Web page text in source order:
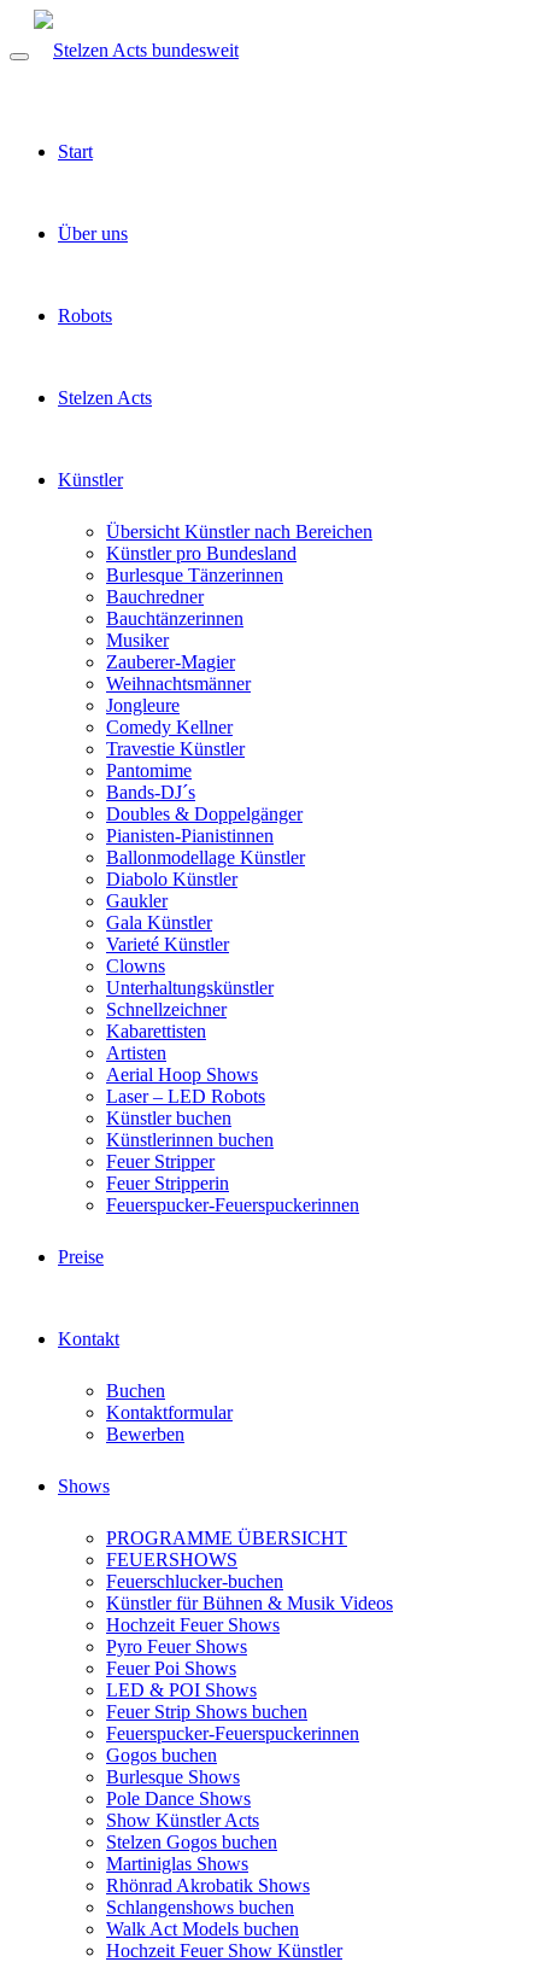
Start
Über uns
Robots
Stelzen Acts
Künstler
Übersicht Künstler nach Bereichen
Künstler pro Bundesland
Burlesque Tänzerinnen
Bauchredner
Bauchtänzerinnen
Musiker
Zauberer-Magier
Weihnachtsmänner
Jongleure
Comedy Kellner
Travestie Künstler
Pantomime
Bands-DJ´s
Doubles & Doppelgänger
Pianisten-Pianistinnen
Ballonmodellage Künstler
Diabolo Künstler
Gaukler
Gala Künstler
Varieté Künstler
Clowns
Unterhaltungskünstler
Schnellzeichner
Kabarettisten
Artisten
Aerial Hoop Shows
Laser – LED Robots
Künstler buchen
Künstlerinnen buchen
Feuer Stripper
Feuer Stripperin
Feuerspucker-Feuerspuckerinnen
Preise
Kontakt
Buchen
Kontaktformular
Bewerben
Shows
PROGRAMME ÜBERSICHT
FEUERSHOWS
Feuerschlucker-buchen
Künstler für Bühnen & Musik Videos
Hochzeit Feuer Shows
Pyro Feuer Shows
Feuer Poi Shows
LED & POI Shows
Feuer Strip Shows buchen
Feuerspucker-Feuerspuckerinnen
Gogos buchen
Burlesque Shows
Pole Dance Shows
Show Künstler Acts
Stelzen Gogos buchen
Martiniglas Shows
Rhönrad Akrobatik Shows
Schlangenshows buchen
Walk Act Models buchen
Hochzeit Feuer Show Künstler